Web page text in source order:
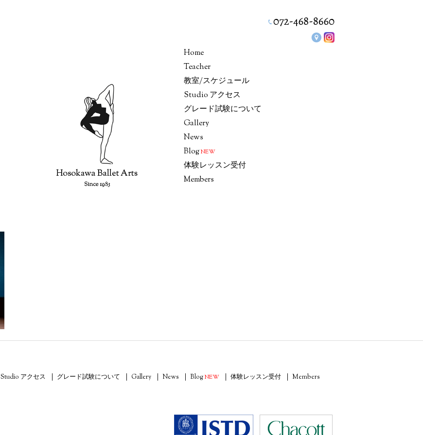
Home
Teacher
教室/スケジュール
Studio アクセス
グレード試験について
Gallery
News
BlogNEW
体験レッスン受付
Members
Studio アクセス グレード試験について Gallery News BlogNEW 体験レッスン受付 Members